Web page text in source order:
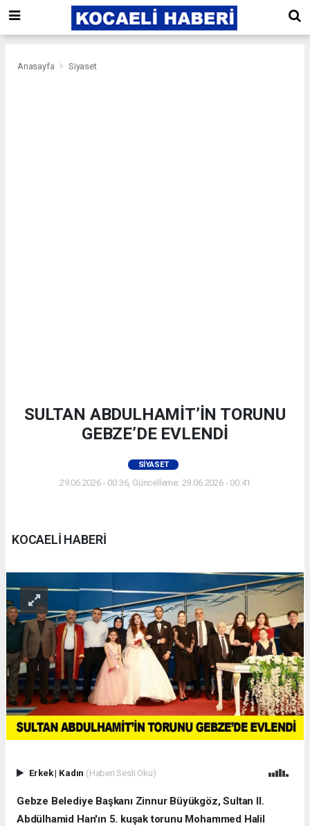
Anasayfa Siyaset
SULTAN ABDULHAMİT’İN TORUNU
GEBZE’DE EVLENDİ
SIYASET
29.06.2026 - 00:36, Güncelleme: 29.06.2026 - 00:41
KOCAELİ HABERİ
Erkek| Kadın (Haberi Sesli Oku)
Gebze Belediye Başkanı Zinnur Büyükgöz, Sultan II.
Abdülhamid Han'ın 5. kuşak torunu Mohammed Halil